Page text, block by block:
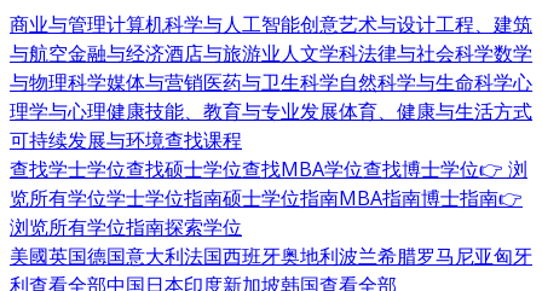
商业与管理计算机科学与人工智能创意艺术与设计工程、建筑
与航空金融与经济酒店与旅游业人文学科法律与社会科学数学
与物理科学媒体与营销医药与卫生科学自然科学与生命科学心
理学与心理健康技能、教育与专业发展体育、健康与生活方式
可持续发展与环境查找课程
查找学士学位查找硕士学位查找MBA学位查找博士学位👉 浏
览所有学位学士学位指南硕士学位指南MBA指南博士指南👉
浏览所有学位指南探索学位
美國英国德国意大利法国西班牙奥地利波兰希腊罗马尼亚匈牙
利查看全部中国日本印度新加坡韩国查看全部